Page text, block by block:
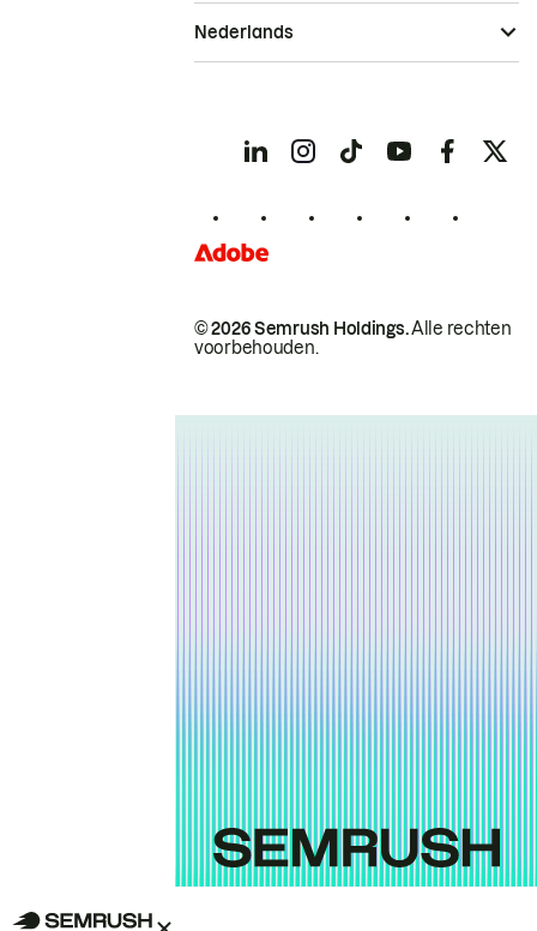
© 2026 Semrush Holdings.Alle rechten
voorbehouden.
Nederlands